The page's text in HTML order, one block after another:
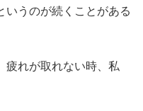
いうのが続くことがある
疲れが取れない時、私